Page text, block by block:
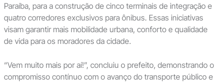
Paraíba, para a construção de cinco terminais de integração e
quatro corredores exclusivos para ônibus. Essas iniciativas
visam garantir mais mobilidade urbana, conforto e qualidade
de vida para os moradores da cidade.
“Vem muito mais por aí!”, concluiu o prefeito, demonstrando o
compromisso contínuo com o avanço do transporte público e